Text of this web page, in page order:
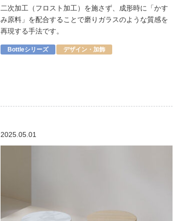
二次加工（フロスト加工）を施さず、成形時に「かす
み原料」を配合することで磨りガラスのような質感を
再現する手法です。
Bottleシリーズ デザイン・加飾
2025.05.01